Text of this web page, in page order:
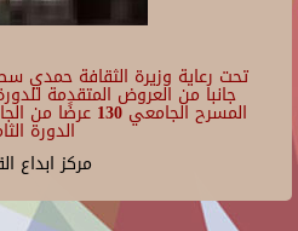
تحت رعاية وزيرة الثقافة
جانبا من العروض المتقدمة
المسرح الجامعي
الدورة
مركز ابداع